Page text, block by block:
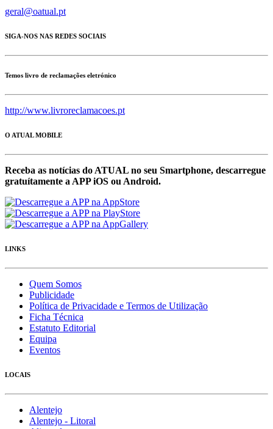
geral@oatual.pt
SIGA-NOS NAS REDES SOCIAIS
Temos livro de reclamações eletrónico
http://www.livroreclamacoes.pt
O ATUAL MOBILE
Receba as notícias do ATUAL no seu Smartphone, descarregue
gratuítamente a APP iOS ou Android.
LINKS
Quem Somos
Publicidade
Política de Privacidade e Termos de Utilização
Ficha Técnica
Estatuto Editorial
Equipa
Eventos
LOCAIS
Alentejo
Alentejo - Litoral